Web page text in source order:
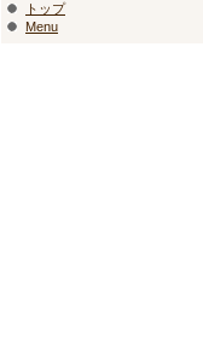
トップ
Menu